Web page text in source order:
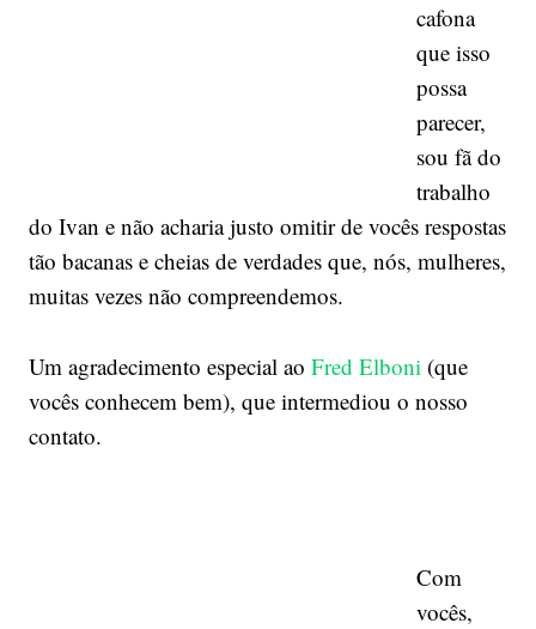
cafona
que isso
possa
parecer,
sou fã do
trabalho
do Ivan e não acharia justo omitir de vocês respostas
tão bacanas e cheias de verdades que, nós, mulheres,
muitas vezes não compreendemos.
Um agradecimento especial ao Fred Elboni (que
vocês conhecem bem), que intermediou o nosso
contato.
Com
vocês,